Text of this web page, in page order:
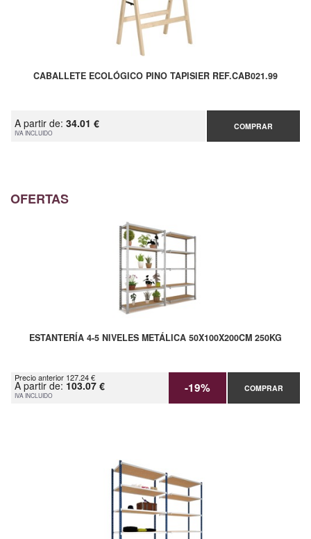
CABALLETE ECOLÓGICO PINO TAPISIER REF.CAB021.99
A partir de: 34.01 €
IVA INCLUIDO
COMPRAR
OFERTAS
ESTANTERÍA 4-5 NIVELES METÁLICA 50X100X200CM 250KG
Precio anterior 127.24 €
A partir de: 103.07 €
IVA INCLUIDO -19% COMPRAR